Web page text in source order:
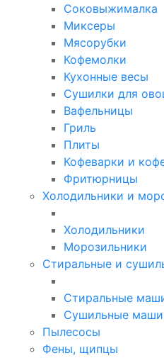
Соковыжималка
Миксеры
Мясорубки
Кофемолки
Кухонные весы
Сушилки для
Вафельницы
Гриль
Плиты
Кофеварки и
Фритюрницы
Холодильники и
Холодильники
Морозильники
Стиральные и
Стиральные
Сушильные
Пылесосы
Фены, щипцы